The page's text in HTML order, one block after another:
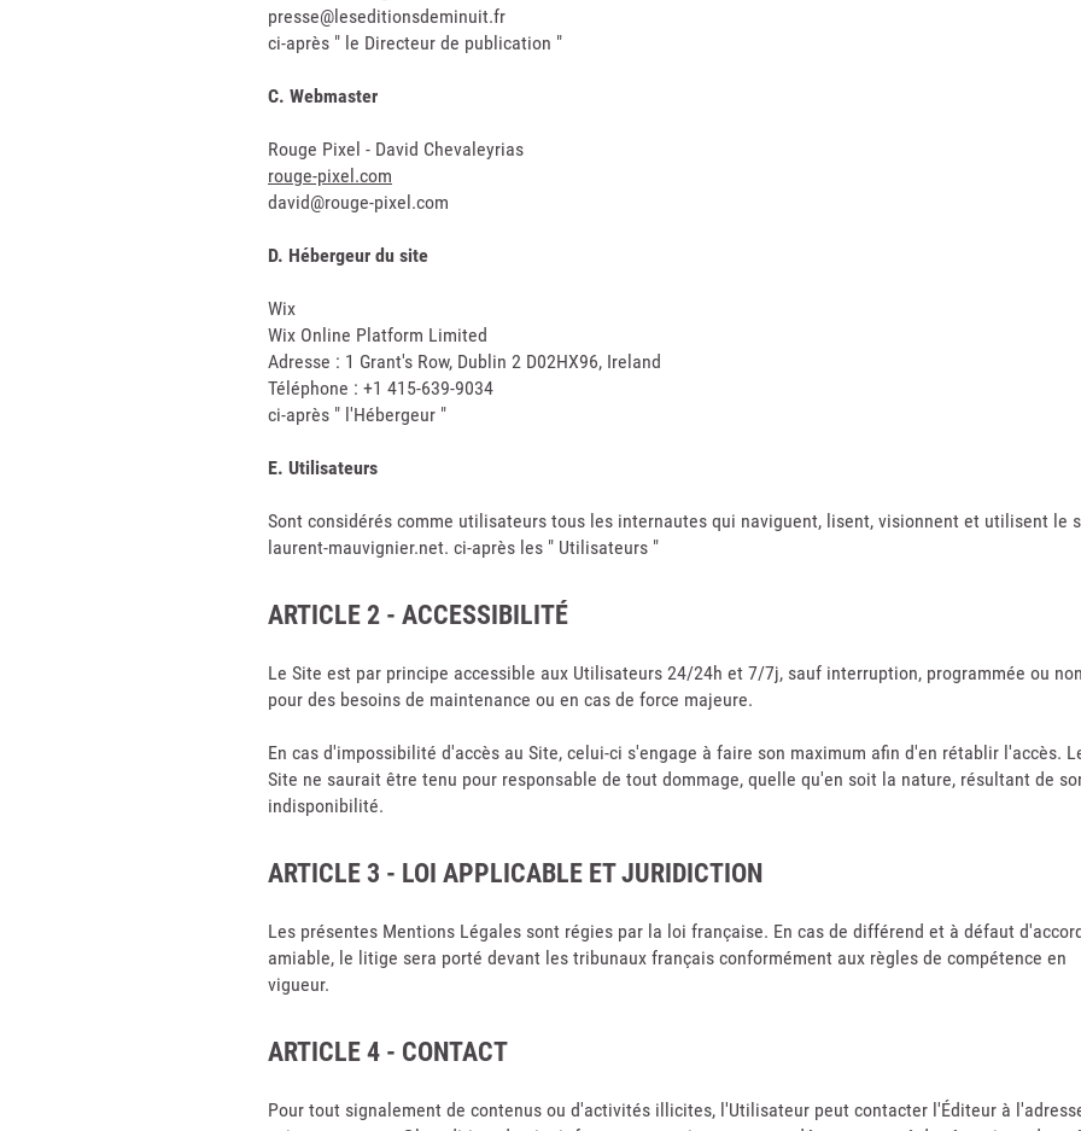
presse@leseditionsdeminuit.fr
ci-après " le Directeur de publication "
C. Webmaster
Rouge Pixel - David Chevaleyrias
rouge-pixel.com
david@rouge-pixel.com
D. Hébergeur du site
Wix
Wix Online Platform Limited
Adresse : 1 Grant's Row, Dublin 2 D02HX96, Ireland
Téléphone : +1 415-639-9034
ci-après " l'Hébergeur "
E. Utilisateurs
Sont considérés comme utilisateurs tous les internautes qui naviguent, lisent, visionnent et utilisent le
laurent-mauvignier.net. ci-après les " Utilisateurs "
ARTICLE 2 - ACCESSIBILITÉ
Le Site est par principe accessible aux Utilisateurs 24/24h et 7/7j, sauf interruption, programmée ou
pour des besoins de maintenance ou en cas de force majeure.
En cas d'impossibilité d'accès au Site, celui-ci s'engage à faire son maximum afin d'en rétablir l'accès.
Site ne saurait être tenu pour responsable de tout dommage, quelle qu'en soit la nature, résultant de
indisponibilité.
ARTICLE 3 - LOI APPLICABLE ET JURIDICTION
Les présentes Mentions Légales sont régies par la loi française. En cas de différend et à défaut
amiable, le litige sera porté devant les tribunaux français conformément aux règles de compétence en
vigueur.
ARTICLE 4 - CONTACT
Pour tout signalement de contenus ou d'activités illicites, l'Utilisateur peut contacter l'Éditeur à